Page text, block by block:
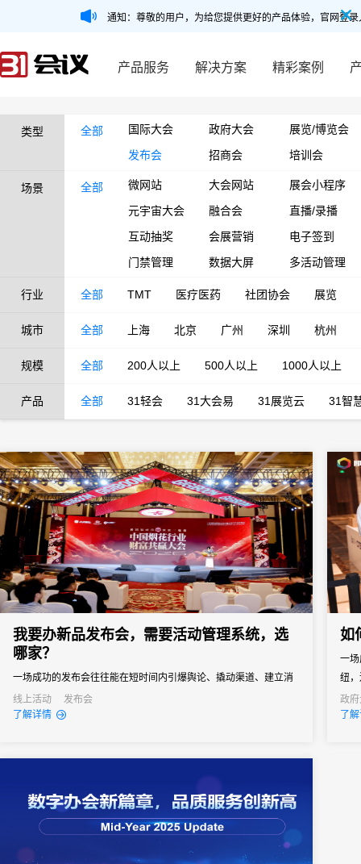
通知：尊敬的用户，为给您提供更好的产品体验，官网登
产品服务 解决方案 精彩案例
类型 全部 国际大会 政府大会
展览/博览会
发布会
招商会 培训会
场景 全部 微网站 大会网站
展会小程序
元宇宙大会
融合会
直播/录播
互动抽奖
会展营销
电子签到
门禁管理
数据大屏 多活动管理
行业 全部 TMT 医疗医药 社团协会 展览
城市 全部 上海 北京 广州 深圳 杭州
规模 全部 200人以上 500人以上 1000人以上
产品 全部 31轻会 31大会易 31展览云 31智
我要办新品发布会，需要活动管理系统，选
哪家？
一场成功的发布会往往能在短时间内引爆舆论、撬动渠道、建立消
费者认知。然而对于主办方来说，新品发布会也是一场“高难度战
役”，稍有不慎就可能影响传播效果。选择一款真正懂新品发布会场
线上活动
发布会
了解详情
如
一
纽
政
线
了